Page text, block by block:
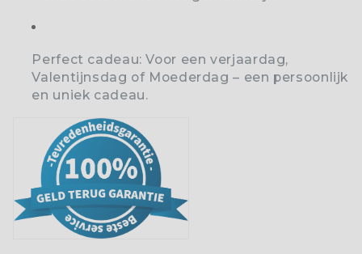
Perfect cadeau:Voor een verjaardag,
Valentijnsdag of Moederdag – een persoonlijk
en uniek cadeau.